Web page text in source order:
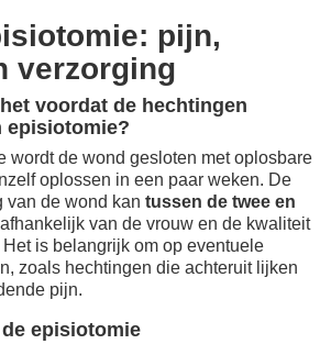
pijn,
verzorging
voordat de hechtingen
episiotomie?
wordt de wond gesloten met oplosbare
oplossen in een paar weken. De
van de wond kan tussen de twee en
van de vrouw en de kwaliteit
is belangrijk om op eventuele
zoals hechtingen die achteruit lijken
pijn.
episiotomie